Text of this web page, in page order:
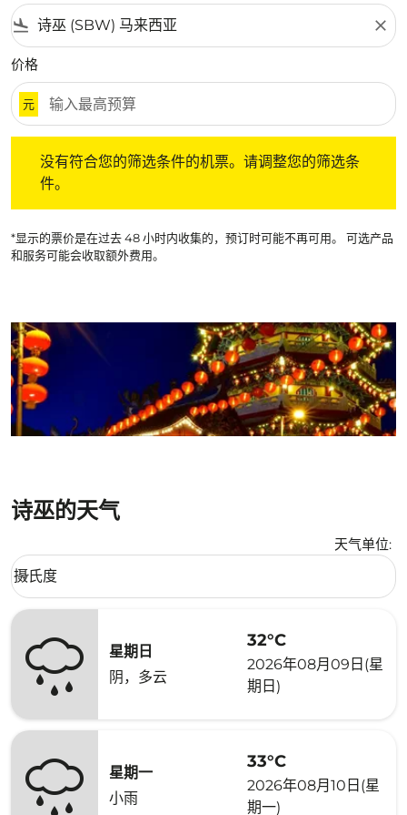
flight_land close
价格
元
没有符合您的筛选条件的机票。请调整您的筛选条
件。
*显示的票价是在过去 48 小时内收集的，预订时可能不再可用。 可选产品
和服务可能会收取额外费用。
诗巫的天气
天气单位:
Weather unit option 摄氏度 Selected
摄氏度
keyboard_arrow_down
星期日
阴，多云
32°C
2026年08月09日(星
期日)
星期一
小雨
33°C
2026年08月10日(星
期一)